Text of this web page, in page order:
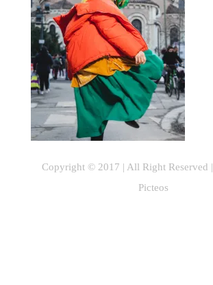
Copyright © 2017 | All Right Reserved |
Picteos